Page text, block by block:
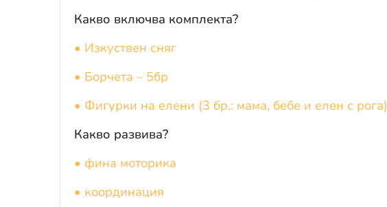
Какво включва комплекта?
• Изкуствен сняг
• Борчета – 5бр
• Фигурки на елени (3 бр.: мама, бебе и елен с рога)
Какво развива?
• фина моторика
• координация